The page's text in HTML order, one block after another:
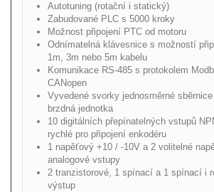
Autotuning (rotační i statický)
Zabudované PLC s 5000 kroky
Možnost připojení PTC od motoru
Odnímatelná klávesnice s možností
1m, 3m nebo 5m kabelu
Komunikace RS-485 s protokolem
CANopen
Vyvedené svorky jednosměrné
brzdná jednotka
10 digitálních přepínatelných vstupů
rychlé pro připojení enkodéru
1 napěťový +10 / -10V a 2 volitelné
analogové vstupy
2 tranzistorové, 1 spínací a 1 spínací i
výstup